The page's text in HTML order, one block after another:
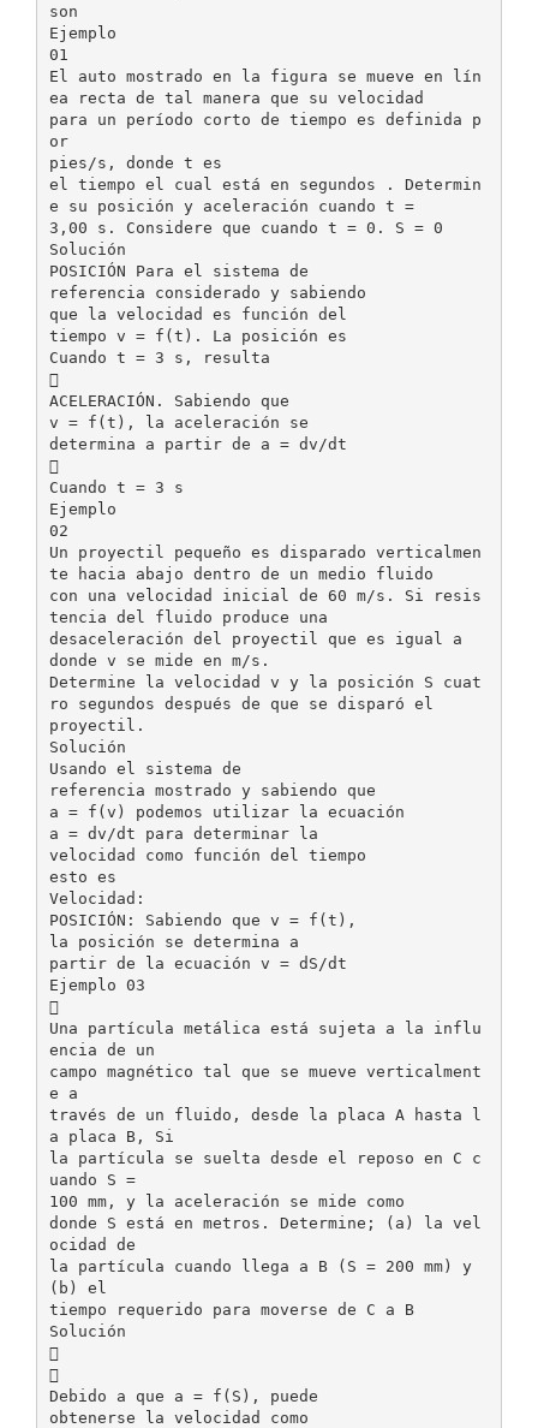
son
Ejemplo
01
El auto mostrado en la figura se mueve en lín
ea recta de tal manera que su velocidad
para un período corto de tiempo es definida p
or
pies/s, donde t es
el tiempo el cual está en segundos . Determin
e su posición y aceleración cuando t =
3,00 s. Considere que cuando t = 0. S = 0
Solución
POSICIÓN Para el sistema de
referencia considerado y sabiendo
que la velocidad es función del
tiempo v = f(t). La posición es
Cuando t = 3 s, resulta

ACELERACIÓN. Sabiendo que
v = f(t), la aceleración se
determina a partir de a = dv/dt

Cuando t = 3 s
Ejemplo
02
Un proyectil pequeño es disparado verticalmen
te hacia abajo dentro de un medio fluido
con una velocidad inicial de 60 m/s. Si resis
tencia del fluido produce una
desaceleración del proyectil que es igual a
donde v se mide en m/s.
Determine la velocidad v y la posición S cuat
ro segundos después de que se disparó el
proyectil.
Solución
Usando el sistema de
referencia mostrado y sabiendo que
a = f(v) podemos utilizar la ecuación
a = dv/dt para determinar la
velocidad como función del tiempo
esto es
Velocidad:
POSICIÓN: Sabiendo que v = f(t),
la posición se determina a
partir de la ecuación v = dS/dt
Ejemplo 03

Una partícula metálica está sujeta a la influ
encia de un
campo magnético tal que se mueve verticalment
e a
través de un fluido, desde la placa A hasta l
a placa B, Si
la partícula se suelta desde el reposo en C c
uando S =
100 mm, y la aceleración se mide como
donde S está en metros. Determine; (a) la vel
ocidad de
la partícula cuando llega a B (S = 200 mm) y
(b) el
tiempo requerido para moverse de C a B
Solución


Debido a que a = f(S), puede
obtenerse la velocidad como